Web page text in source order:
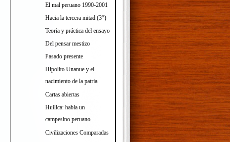
El mal peruano 1990-2001
Hacia la tercera mitad (3°)
Teoría y práctica del ensayo
Del pensar mestizo
Pasado presente
Hipolito Unanue y el
nacimiento de la patria
Cartas abiertas
Huillca: habla un
campesino peruano
Civilizaciones Comparadas